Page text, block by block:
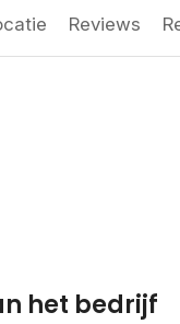
Reviews
het bedrijf